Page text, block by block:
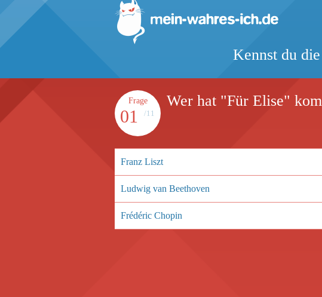
Kennst du
Frage
01 /11
Wer hat "Für Elise"
Franz Liszt
Ludwig van Beethoven
Frédéric Chopin